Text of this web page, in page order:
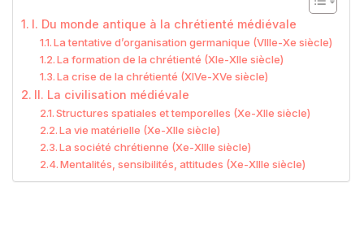
I. Du monde antique à la chrétienté médiévale
La tentative d’organisation germanique (VIIIe-Xe siècle)
La formation de la chrétienté (XIe-XIIe siècle)
La crise de la chrétienté (XIVe-XVe siècle)
II. La civilisation médiévale
Structures spatiales et temporelles (Xe-XIIe siècle)
La vie matérielle (Xe-XIIe siècle)
La société chrétienne (Xe-XIIIe siècle)
Mentalités, sensibilités, attitudes (Xe-XIIIe siècle)